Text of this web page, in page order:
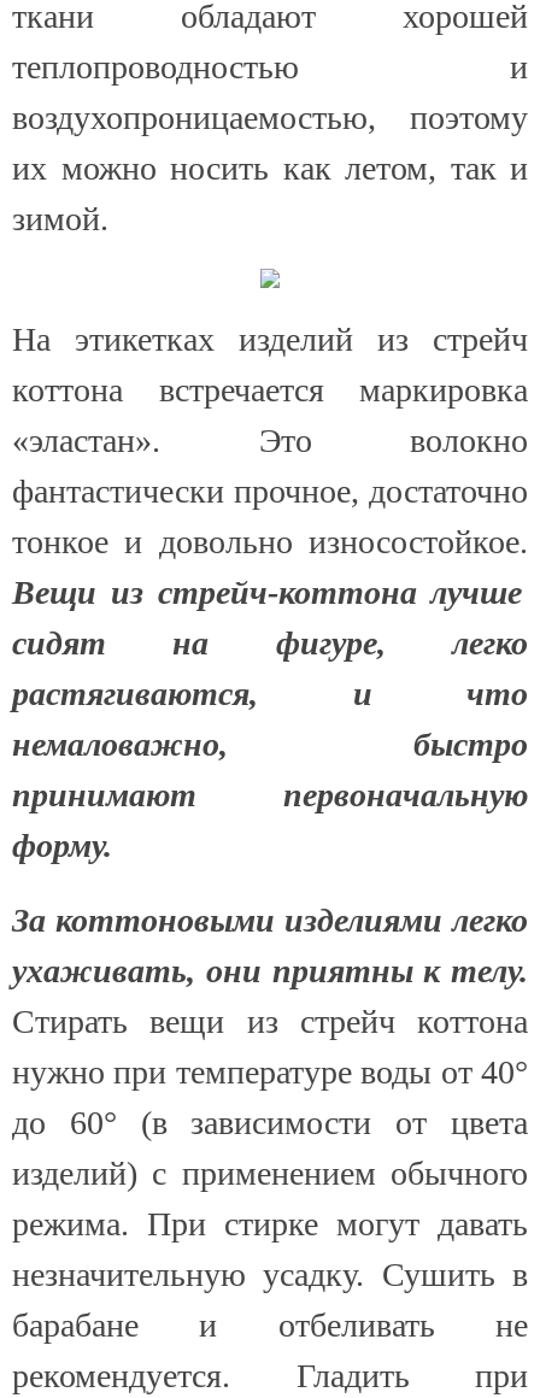
ткани обладают хорошей
теплопроводностью и
воздухопроницаемостью, поэтому
их можно носить как летом, так и
зимой.
На этикетках изделий из стрейч
коттона встречается маркировка
«эластан». Это волокно
фантастически прочное, достаточно
тонкое и довольно износостойкое.
Вещи из стрейч-коттона лучше
сидят на фигуре, легко
растягиваются, и что
немаловажно, быстро
принимают первоначальную
форму.
За коттоновыми изделиями легко
ухаживать, они приятны к телу.
Стирать вещи из стрейч коттона
нужно при температуре воды от 40°
до 60° (в зависимости от цвета
изделий) с применением обычного
режима. При стирке могут давать
незначительную усадку. Сушить в
барабане и отбеливать не
рекомендуется. Гладить при